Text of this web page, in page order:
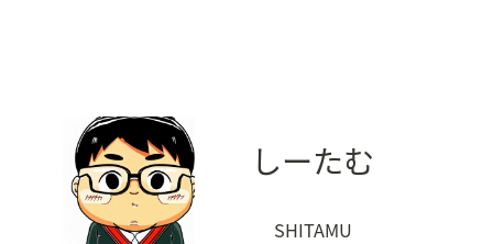
しーたむ
SHITAMU